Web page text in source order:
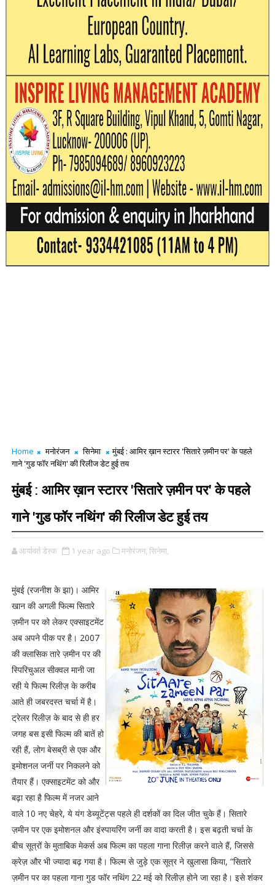
Home मनोरंजन सिनेमा
मुंबई : आमिर ख़ान स्टारर 'सितारे ज़मीन पर' के पहले
गाने 'गुड फॉर नथिंग' की रिलीज डेट हुई तय
मुंबई : आमिर ख़ान स्टारर 'सितारे ज़मीन पर' के पहले
गाने 'गुड फॉर नथिंग' की रिलीज डेट हुई तय
आर्यावर्त डेस्क 1 year ago मनोरंजन, सिनेमा,
मुंबई (रजनीश के झा)। आमिर
खान की अगली फिल्म सितारे
ज़मीन पर को लेकर एक्साइटमेंट
अब अपने पीक पर है। 2007
की क्लासिक तारे ज़मीन पर की
स्पिरिचुअल सीक्वल मानी जा
रही ये फिल्म रिलीज़ के करीब
आते ही जबरदस्त चर्चा में है।
ट्रेलर रिलीज़ के बाद से ही हर
जगह बस इसी फिल्म की बातें हो
रही हैं, लोग बेसब्री से एक और
इमोशनल जर्नी पर निकलने को
तैयार हैं। एक्साइटमेंट को और
बढ़ा रहा है फिल्म में नजर आने
वाले 10 नए चेहरे, ये यंग डेब्यूटेंट्स पहले ही दर्शकों का दिल जीत चुके हैं। सितारे
ज़मीन पर एक इमोशनल और इंस्पायरिंग जर्नी का वादा करती है। इस बढ़ती चर्चा के
बीच सूत्रों के मुताबिक मेकर्स अब फिल्म का पहला गाना रिलीज़ करने वाले हैं, जिससे
क्रेज़ और भी ज्यादा बढ़ गया है। फिल्म से जुड़े एक सूत्र ने खुलासा किया, “सितारे
ज़मीन पर का पहला गाना गुड फॉर नथिंग 22 मई को रिलीज़ होने जा रहा है। इसे शंकर